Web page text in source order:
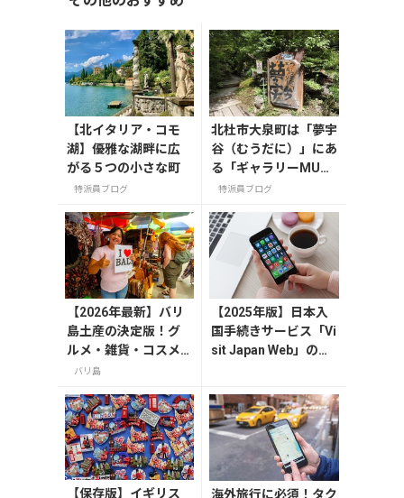
【北イタリア・コモ
湖】優雅な湖畔に広
がる５つの小さな町
特派員ブログ
北杜市大泉町は「夢宇
谷（むうだに）」にあ
る「ギャラリーMU
U」を紹介します。
特派員ブログ
【2026年最新】バリ
島土産の決定版！グ
ルメ・雑貨・コスメ
のおすすめ20選
バリ島
【2025年版】日本入
国手続きサービス「Vi
sit Japan Web」の登
【保存版】イギリス
海外旅行に必須！タク